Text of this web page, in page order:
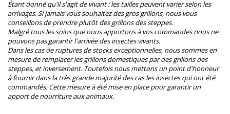
Étant donné qu'il s'agit de vivant : les tailles peuvent varier selon les
arrivages. Si jamais vous souhaitez des gros grillons, nous vous
conseillons de prendre plutôt des grillons des steppes.
Malgré tous les soins que nous apportons à vos commandes nous ne
pouvons pas garantir l'arrivée des insectes vivants.
Dans les cas de ruptures de stocks exceptionnelles, nous sommes en
mesure de remplacer les grillons domestiques par des grillons des
steppes, et inversement. Toutefois nous mettons un point d'honneur
à fournir dans la très grande majorité des cas les insectes qui ont été
commandés. Cette mesure à été mise en place pour garantir un
apport de nourriture aux animaux.